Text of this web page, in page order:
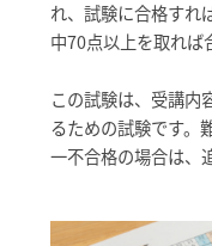
れ、試験に合格すれ
中70点以上を取れば
この試験は、受講内
るための試験です。
一不合格の場合は、